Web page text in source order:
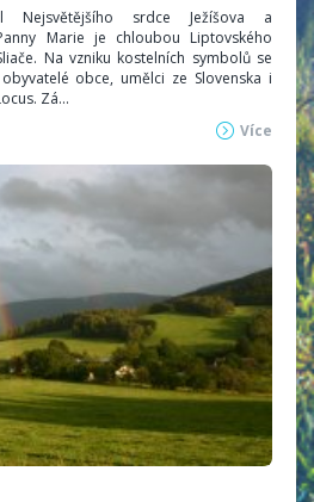
srdce Ježíšova a
Marie je chloubou Liptovského
Na vzniku kostelních symbolů se
obce, umělci ze Slovenska i
Zá...
Více